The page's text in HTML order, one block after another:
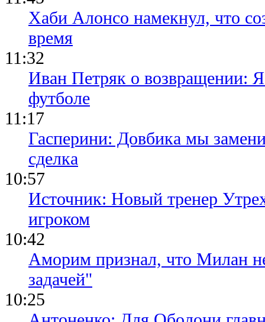
Хаби Алонсо намекнул, что
время
11:32
Иван Петряк о возвращении:
футболе
11:17
Гасперини: Довбика мы
сделка
10:57
Источник: Новый тренер
игроком
10:42
Аморим признал, что Милан
задачей"
10:25